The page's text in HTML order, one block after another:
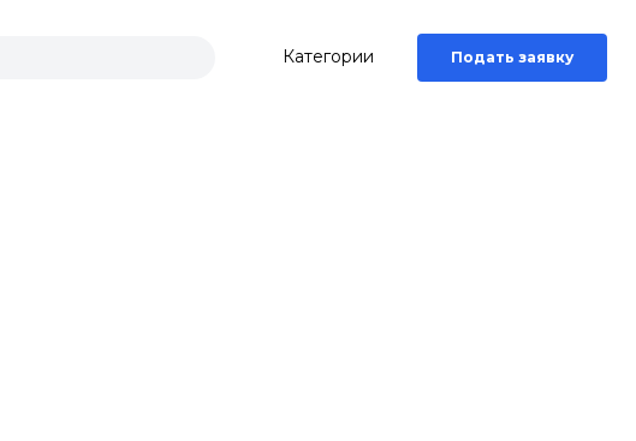
Категории Подать заявку